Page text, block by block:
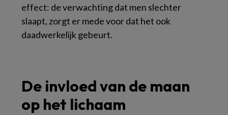
effect: de verwachting dat men slechter
slaapt, zorgt er mede voor dat het ook
daadwerkelijk gebeurt.
De invloed van de maan
op het lichaam